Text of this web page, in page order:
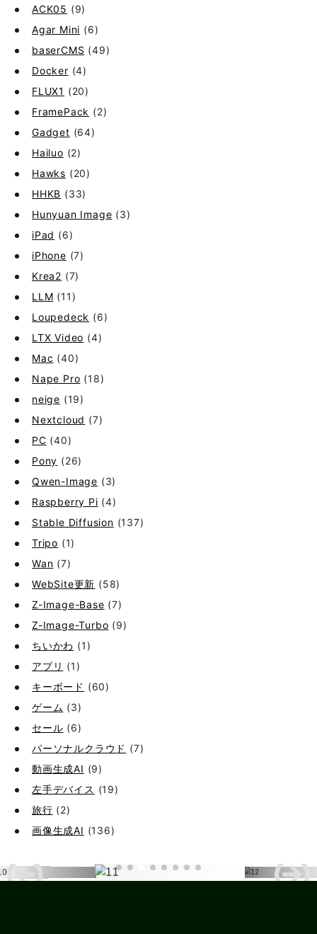
ACK05 (9)
Agar Mini (6)
baserCMS (49)
Docker (4)
FLUX1 (20)
FramePack (2)
Gadget (64)
Hailuo (2)
Hawks (20)
HHKB (33)
Hunyuan Image (3)
iPad (6)
iPhone (7)
Krea2 (7)
LLM (11)
Loupedeck (6)
LTX Video (4)
Mac (40)
Nape Pro (18)
neige (19)
Nextcloud (7)
PC (40)
Pony (26)
Qwen-Image (3)
Raspberry Pi (4)
Stable Diffusion (137)
Tripo (1)
Wan (7)
WebSite更新 (58)
Z-Image-Base (7)
Z-Image-Turbo (9)
ちいかわ (1)
アプリ (1)
キーボード (60)
ゲーム (3)
セール (6)
パーソナルクラウド (7)
動画生成AI (9)
左手デバイス (19)
旅行 (2)
画像生成AI (136)